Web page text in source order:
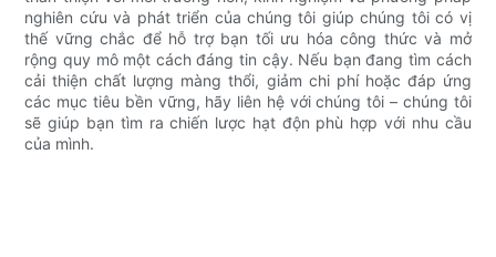
nghiên cứu và phát triển của chúng tôi giúp chúng tôi có vị
thế vững chắc để hỗ trợ bạn tối ưu hóa công thức và mở
rộng quy mô một cách đáng tin cậy. Nếu bạn đang tìm cách
cải thiện chất lượng màng thổi, giảm chi phí hoặc đáp ứng
các mục tiêu bền vững, hãy liên hệ với chúng tôi – chúng tôi
sẽ giúp bạn tìm ra chiến lược hạt độn phù hợp với nhu cầu
của mình.